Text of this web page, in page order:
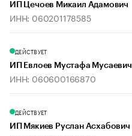
ИП Цечоев Микаил Адамович
ИНН: 060201178585
ДЕЙСТВУЕТ
ИП Евлоев Мустафа Мусаевич
ИНН: 060600166870
ДЕЙСТВУЕТ
ИП Мякиев Руслан Асхабович